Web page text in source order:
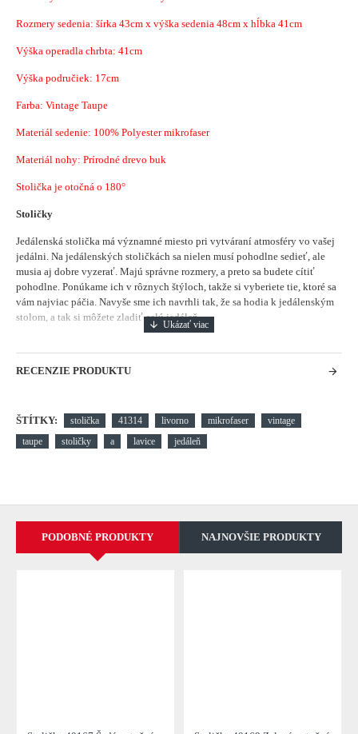
Rozmery sedenia: šírka 43cm x výška sedenia 48cm x hĺbka 41cm
Výška operadla chrbta: 41cm
Výška područiek: 17cm
Farba: Vintage Taupe
Materiál sedenie: 100% Polyester mikrofaser
Materiál nohy: Prírodné drevo buk
Stolička je otočná o 180°
Stoličky
Jedálenská stolička má významné miesto pri vytváraní atmosféry vo vašej
jedálni. Na jedálenských stoličkách sa nielen musí pohodlne sedieť, ale
musia aj dobre vyzerať. Majú správne rozmery, a preto sa budete cítiť
pohodlne. Ponúkame ich v rôznych štýloch, takže si vyberiete tie, ktoré sa
vám najviac páčia. Navyše sme ich navrhli tak, že sa hodia k jedálenským
stolom, a tak si môžete zladiť celú jedáleň.
RECENZIE PRODUKTU
ŠTÍTKY: stolička 41314 livorno mikrofaser
vintage
taupe
stoličky a lavice jedáleň
PODOBNÉ PRODUKTY NAJNOVŠIE PRODUKTY